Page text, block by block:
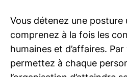
Vous détenez une posture
comprenez à la fois les
humaines et d’affaires.
permettez à chaque